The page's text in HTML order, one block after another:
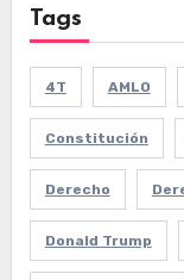
Tags
4T AMLO
Constitución
Derecho
Donald Trump